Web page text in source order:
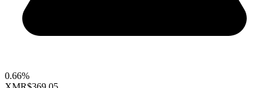
0.66%